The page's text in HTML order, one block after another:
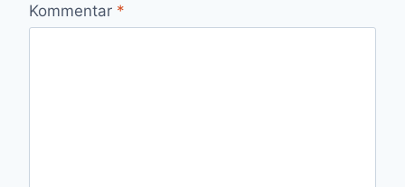
Kommentar *